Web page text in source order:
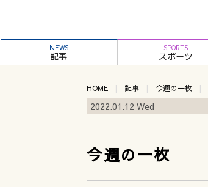
NEWS
記事
SPORTS
スポーツ
HOME 記事 今週の一枚
2022.01.12 Wed
今週の一枚